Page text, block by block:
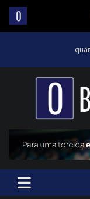
Um diário